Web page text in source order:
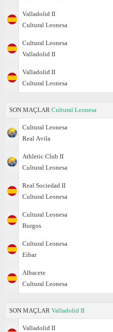
Valladolid II
Cultural Leonesa
Cultural Leonesa
Valladolid II
Valladolid II
Cultural Leonesa
SON MAÇLAR Cultural Leonesa
Cultural Leonesa
Real Аvila
Athletic Club II
Cultural Leonesa
Real Sociedad II
Cultural Leonesa
Cultural Leonesa
Burgos
Cultural Leonesa
Eibar
Albacete
Cultural Leonesa
SON MAÇLAR Valladolid II
Valladolid II